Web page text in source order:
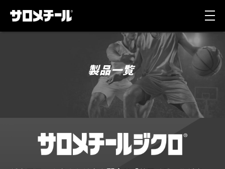
製品一覧